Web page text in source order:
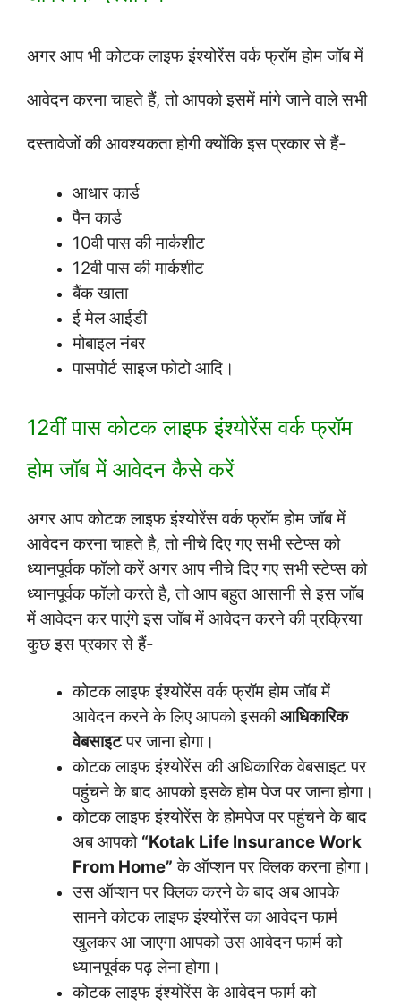
अगर आप भी कोटक लाइफ इंश्योरेंस वर्क फ्रॉम होम जॉब में
आवेदन करना चाहते हैं, तो आपको इसमें मांगे जाने वाले सभी
दस्तावेजों की आवश्यकता होगी क्योंकि इस प्रकार से हैं-
आधार कार्ड
पैन कार्ड
10वी पास की मार्कशीट
12वी पास की मार्कशीट
बैंक खाता
ई मेल आईडी
मोबाइल नंबर
पासपोर्ट साइज फोटो आदि।
12वीं पास कोटक लाइफ इंश्योरेंस वर्क फ्रॉम
होम जॉब में आवेदन कैसे करें
अगर आप कोटक लाइफ इंश्योरेंस वर्क फ्रॉम होम जॉब में
आवेदन करना चाहते है, तो नीचे दिए गए सभी स्टेप्स को
ध्यानपूर्वक फॉलो करें अगर आप नीचे दिए गए सभी स्टेप्स को
ध्यानपूर्वक फॉलो करते है, तो आप बहुत आसानी से इस जॉब
में आवेदन कर पाएंगे इस जॉब में आवेदन करने की प्रक्रिया
कुछ इस प्रकार से हैं-
कोटक लाइफ इंश्योरेंस वर्क फ्रॉम होम जॉब में
आवेदन करने के लिए आपको इसकीआधिकारिक
वेबसाइटपर जाना होगा।
कोटक लाइफ इंश्योरेंस की अधिकारिक वेबसाइट पर
पहुंचने के बाद आपको इसके होम पेज पर जाना होगा।
कोटक लाइफ इंश्योरेंस के होमपेज पर पहुंचने के बाद
अब आपको “Kotak Life Insurance Work
From Home” के ऑप्शन पर क्लिक करना होगा।
उस ऑप्शन पर क्लिक करने के बाद अब आपके
सामने कोटक लाइफ इंश्योरेंस का आवेदन फार्म
खुलकर आ जाएगा आपको उस आवेदन फार्म को
ध्यानपूर्वक पढ़ लेना होगा।
कोटक लाइफ इंश्योरेंस के आवेदन फार्म को